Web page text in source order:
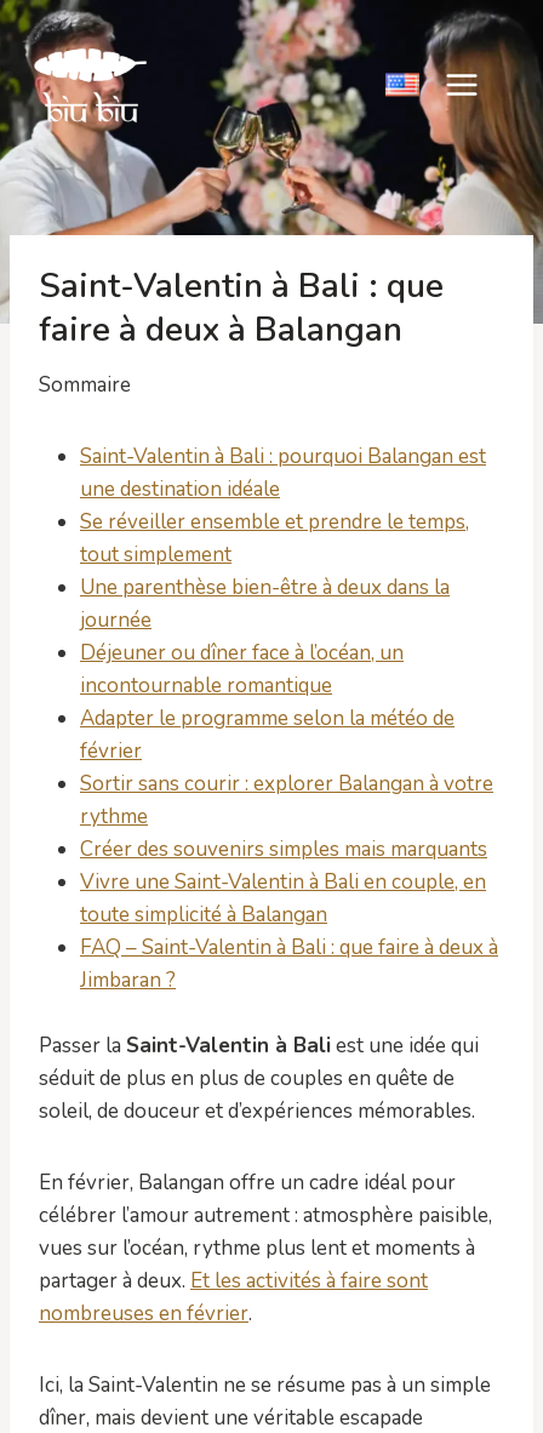
Aller
au
contenu
Saint-Valentin à Bali : que
faire à deux à Balangan
Sommaire
Saint-Valentin à Bali : pourquoi Balangan est
une destination idéale
Se réveiller ensemble et prendre le temps,
tout simplement
Une parenthèse bien-être à deux dans la
journée
Déjeuner ou dîner face à l’océan, un
incontournable romantique
Adapter le programme selon la météo de
février
Sortir sans courir : explorer Balangan à votre
rythme
Créer des souvenirs simples mais marquants
Vivre une Saint-Valentin à Bali en couple, en
toute simplicité à Balangan
FAQ – Saint-Valentin à Bali : que faire à deux à
Jimbaran ?
Passer la Saint-Valentin à Baliest une idée qui
séduit de plus en plus de couples en quête de
soleil, de douceur et d’expériences mémorables.
En février, Balangan offre un cadre idéal pour
célébrer l’amour autrement : atmosphère paisible,
vues sur l’océan, rythme plus lent et moments à
partager à deux. Et les activités à faire sont
nombreuses en février.
Ici, la Saint-Valentin ne se résume pas à un simple
dîner, mais devient une véritable escapade